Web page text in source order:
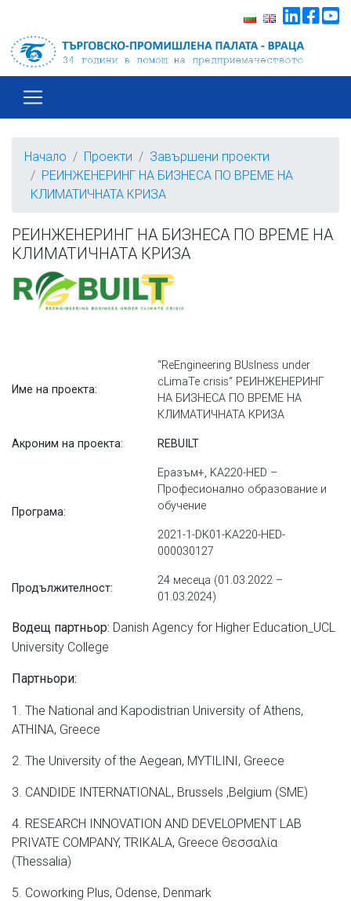
Начало Проекти
Завършени проекти
РЕИНЖЕНЕРИНГ НА БИЗНЕСА ПО ВРЕМЕ НА
КЛИМАТИЧНАТА КРИЗА
РЕИНЖЕНЕРИНГ НА БИЗНЕСА ПО ВРЕМЕ НА
КЛИМАТИЧНАТА КРИЗА
Име на проекта:
“ReEngineering BUsIness under
cLimaTe crisis“ РЕИНЖЕНЕРИНГ
НА БИЗНЕСА ПО ВРЕМЕ НА
КЛИМАТИЧНАТА КРИЗА
Акроним на проекта: REBUILT
Програма:
Еразъм+, KA220-HED –
Професионално образование и
обучение
2021-1-DK01-KA220-HED-
000030127
Продължителност:
24 месеца (01.03.2022 –
01.03.2024)
Водещ партньор: Danish Agency for Higher Education_UCL
University College
Партньори:
1. The National and Kapodistrian University of Athens,
ATHINA, Greece
2. The University of the Aegean, MYTILINI, Greece
3. CANDIDE INTERNATIONAL, Brussels ,Belgium (SME)
4. RESEARCH INNOVATION AND DEVELOPMENT LAB
PRIVATE COMPANY, TRIKALA, Greece Θεσσαλία
(Thessalia)
5. Coworking Plus, Odense, Denmark